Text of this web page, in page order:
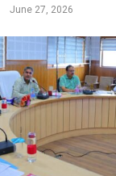
June 27, 2026